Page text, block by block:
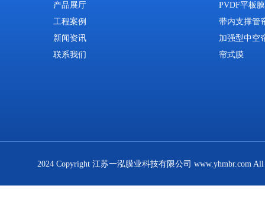
产品展厅
工程案例
新闻资讯
联系我们
PVDF平板膜
带内支撑管
加强型中空
帘式膜
2024 Copyright 江苏一泓膜业科技有限公司 www.yhmbr.com